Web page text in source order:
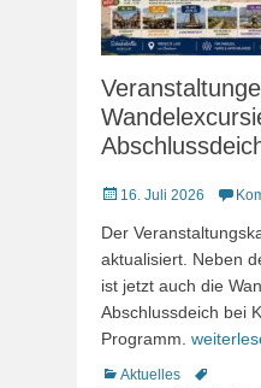
Veröffentlicht
16. Juli 2026
Der
aktualisiert. Neben
ist jetzt auch die
Abschlussdeich bei
Programm.
Kategorien
Aktuelles